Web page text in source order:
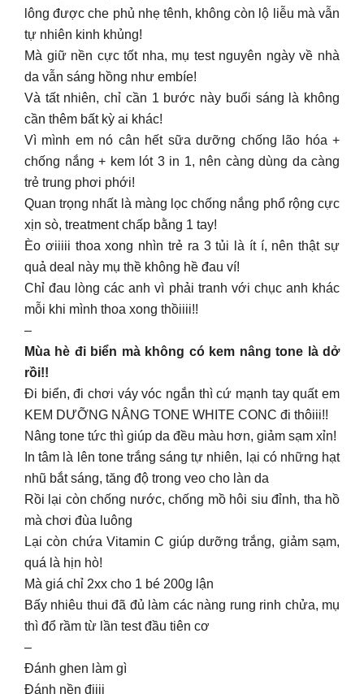
lông được che phủ nhẹ tênh, không còn lộ liễu mà vẫn
tự nhiên kinh khủng!
Mà giữ nền cực tốt nha, mụ test nguyên ngày về nhà
da vẫn sáng hồng như embíe!
Và tất nhiên, chỉ cần 1 bước này buổi sáng là không
cần thêm bất kỳ ai khác!
Vì mình em nó cân hết sữa dưỡng chống lão hóa +
chống nắng + kem lót 3 in 1, nên càng dùng da càng
trẻ trung phơi phới!
Quan trọng nhất là màng lọc chống nắng phổ rộng cực
xịn sò, treatment chấp bằng 1 tay!
Èo ơiiiii thoa xong nhìn trẻ ra 3 tủi là ít í, nên thật sự
quả deal này mụ thề không hề đau ví!
Chỉ đau lòng các anh vì phải tranh với chục anh khác
mỗi khi mình thoa xong thồiiii!!
–
Mùa hè đi biển mà không có kem nâng tone là dở
rồi!!
Đi biển, đi chơi váy vóc ngắn thì cứ mạnh tay quất em
KEM DƯỠNG NÂNG TONE WHITE CONC đi thôiii!!
Nâng tone tức thì giúp da đều màu hơn, giảm sạm xỉn!
In tâm là lên tone trắng sáng tự nhiên, lại có những hạt
nhũ bắt sáng, tăng độ trong veo cho làn da
Rồi lại còn chống nước, chống mồ hôi siu đỉnh, tha hồ
mà chơi đùa luông
Lại còn chứa Vitamin C giúp dưỡng trắng, giảm sạm,
quá là hịn hò!
Mà giá chỉ 2xx cho 1 bé 200g lận
Bấy nhiêu thui đã đủ làm các nàng rung rinh chửa, mụ
thì đổ rầm từ lần test đầu tiên cơ
–
Đánh ghen làm gì
Đánh nền điiii